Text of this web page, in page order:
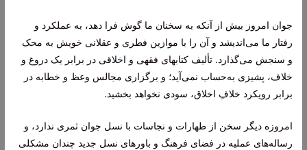
جوان‏ امروز بیش از آنکه به سخنان ما گوش فرا دهد، به عملکرد و
رفتار ما می‌‏اندیشد و آن را با موازین فطرى و عقلانى خویش به محک
و سنجش می‌‏گذارد. تألیف کتاب‏هاى فقهى و اخلاقى در برابر یک دروغ و
خلاف، پشیزى به‏‌حساب نمی‌‏آید؛ و برگزارى مجالس وعظ و خطابه در
برابر رویکرد خلافِ اخلاق، سودى نخواهد بخشید.
امروزه دیگر سخن از طهارات و نجاسات با نسل جوان ثمرى ندارد، و
رساله‏‌هاى عملیه در فضاى فرهنگ و باورهاى نسل جدید چندان مشکلى